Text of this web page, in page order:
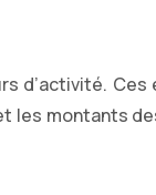
d’activité.
les montants